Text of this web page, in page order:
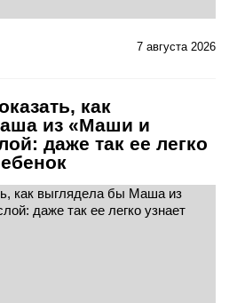
7 августа 2026
как
из «Маши и
даже так ее легко